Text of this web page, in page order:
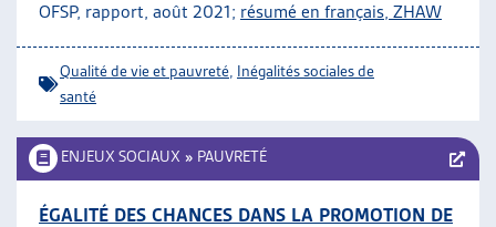
OFSP, rapport, août 2021; résumé en français, ZHAW
Qualité de vie et pauvreté Inégalités sociales de
santé
ENJEUX SOCIAUX » PAUVRETÉ
ÉGALITÉ DES CHANCES DANS LA PROMOTION DE